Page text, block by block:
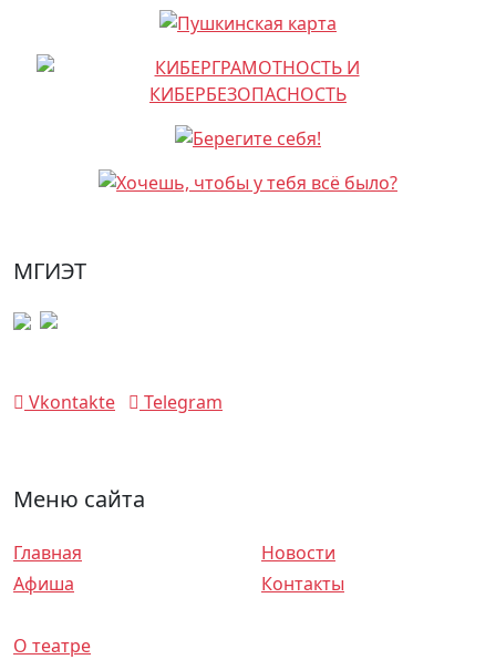
МГИЭТ
Vkontakte Telegram
Меню сайта
Главная
Афиша
О театре
Новости
Контакты